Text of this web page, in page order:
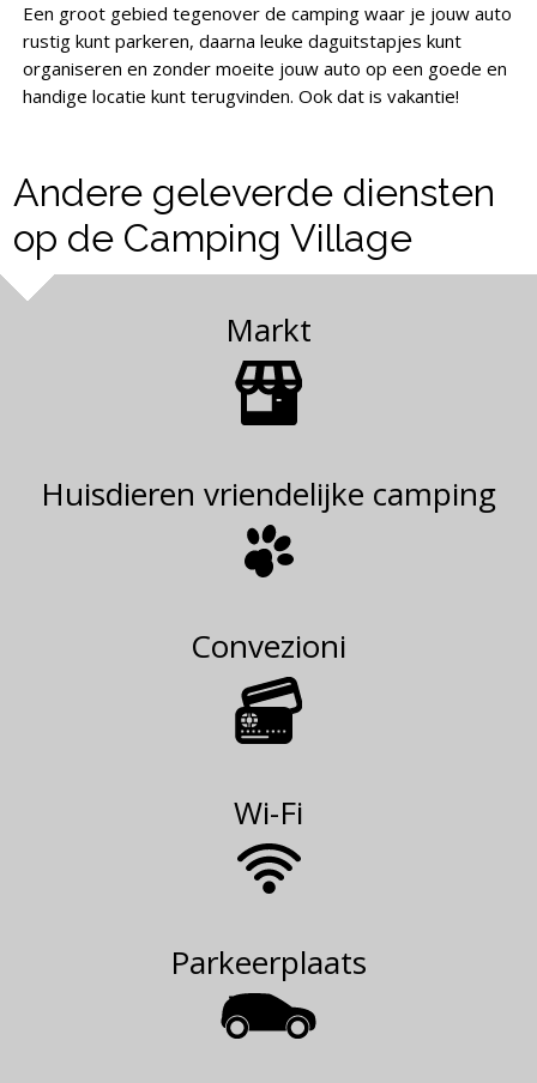
Een groot gebied tegenover de camping waar je jouw auto
rustig kunt parkeren, daarna leuke daguitstapjes kunt
organiseren en zonder moeite jouw auto op een goede en
handige locatie kunt terugvinden. Ook dat is vakantie!
Andere geleverde diensten
op de Camping Village
Markt
Huisdieren vriendelijke camping
Convezioni
Wi-Fi
Parkeerplaats